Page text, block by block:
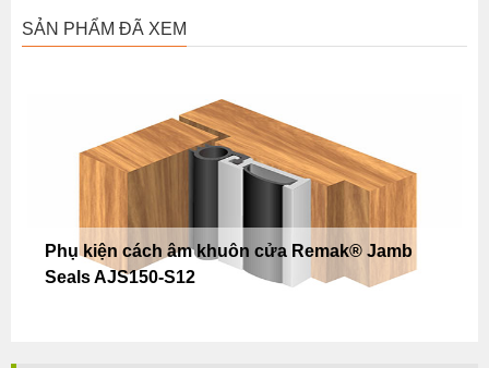
SẢN PHẨM ĐÃ XEM
Phụ kiện cách âm khuôn cửa Remak® Jamb
Seals AJS150-S12